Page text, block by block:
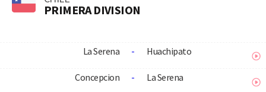
PRIMERA DIVISION
La Serena - Huachipato
Concepcion - La Serena